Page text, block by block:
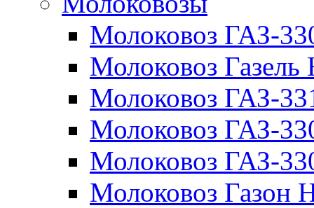
Молоковоз ГАЗ-
Молоковоз
Молоковоз ГАЗ-
Молоковоз ГАЗ-
Молоковоз ГАЗ-
Молоковоз Газон